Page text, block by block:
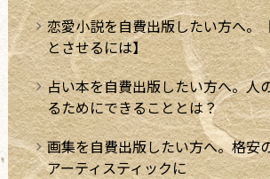
恋愛小説を自費出版したい方へ。
とさせるには】
占い本を自費出版したい方へ。人
るためにできることとは？
画集を自費出版したい方へ。格安
アーティスティックに